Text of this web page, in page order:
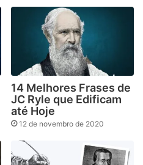
14 Melhores Frases de
JC Ryle que Edificam
até Hoje
12 de novembro de 2020